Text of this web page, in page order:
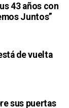
43 años con
Juntos”
de vuelta
sus puertas